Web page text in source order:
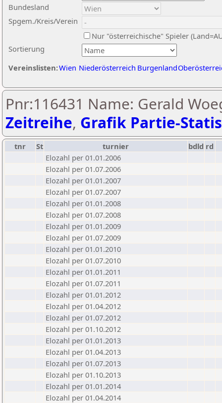
Sortierung
Bundesland
Spgem./Kreis/Verein
Nur "österreichische" Spieler
Vereinslisten:Wien Niederösterreich Burgenland
Pnr:116431 Name: Gerald
Zeitreihe, Grafik Partie-
tnr St turnier bdld rd
Elozahl per 01.01.2006
Elozahl per 01.07.2006
Elozahl per 01.01.2007
Elozahl per 01.07.2007
Elozahl per 01.01.2008
Elozahl per 01.07.2008
Elozahl per 01.01.2009
Elozahl per 01.07.2009
Elozahl per 01.01.2010
Elozahl per 01.07.2010
Elozahl per 01.01.2011
Elozahl per 01.07.2011
Elozahl per 01.01.2012
Elozahl per 01.04.2012
Elozahl per 01.07.2012
Elozahl per 01.10.2012
Elozahl per 01.01.2013
Elozahl per 01.04.2013
Elozahl per 01.07.2013
Elozahl per 01.10.2013
Elozahl per 01.01.2014
Elozahl per 01.04.2014